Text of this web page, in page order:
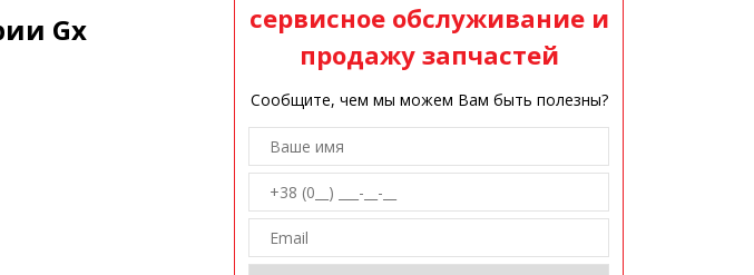
Gx
сервисное обслуживание и
продажу запчастей
Сообщите, чем мы можем Вам быть полезны?